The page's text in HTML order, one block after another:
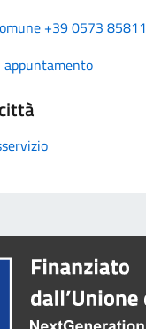
+39 0573 85811
appuntamento